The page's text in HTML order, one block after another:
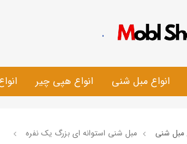
.
انواع مبل شنی انواع هپی چیر
مبل شنی مبل شنی استوانه ای بزرگ یک نفره